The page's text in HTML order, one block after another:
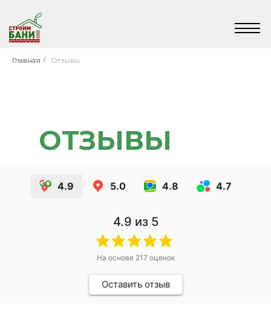
Главная / Отзывы
ОТЗЫВЫ
4.9 5.0 4.8 4.7
4.9 из 5
На основе 217 оценок
Оставить отзыв